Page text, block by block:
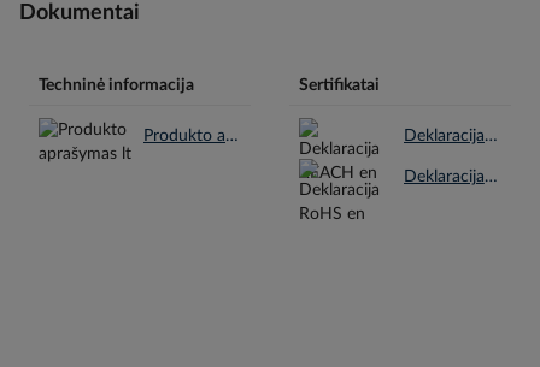
Dokumentai
Techninė informacija
Produkto aprašymas lt.pdf
Sertifikatai
Deklaracija REACH en.pdf
Deklaracija RoHS en.pdf